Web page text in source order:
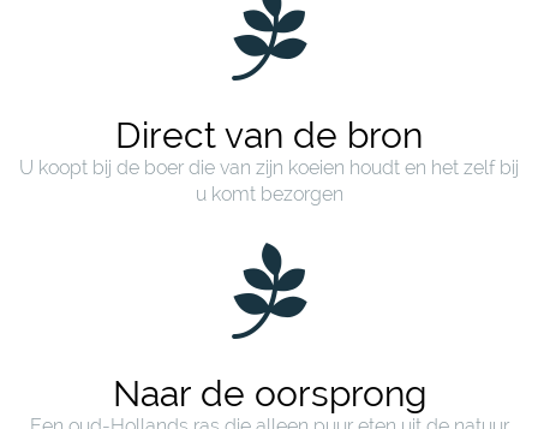
Direct van de bron
U koopt bij de boer die van zijn koeien houdt en het zelf bij
u komt bezorgen
Naar de oorsprong